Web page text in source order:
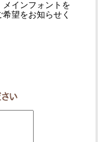
メインフォントを
望をお知らせく